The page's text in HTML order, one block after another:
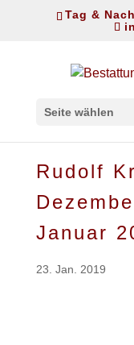
Tag &
Seite wählen
Rudolf
Januar
23. Jan. 2019